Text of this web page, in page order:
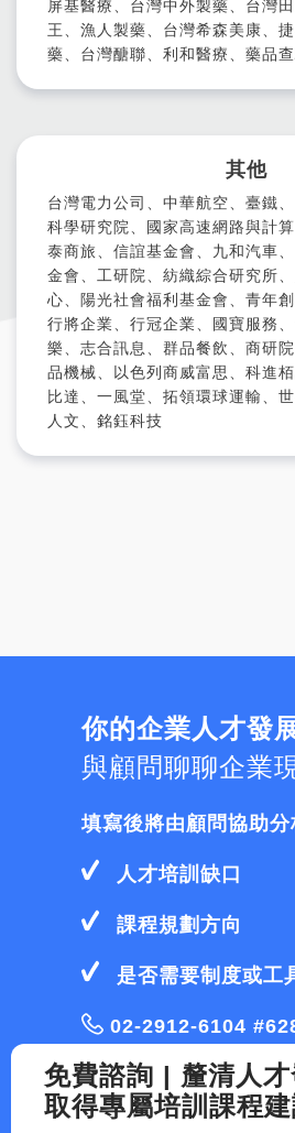
屏基醫療、台灣中外製藥、台灣
王、漁人製藥、台灣希森美康、
藥、台灣醣聯、利和醫療、藥品
其他
台灣電力公司、中華航空、臺鐵
科學研究院、國家高速網路與計
泰商旅、信誼基金會、九和汽車
金會、工研院、紡織綜合研究所
心、陽光社會福利基金會、青年
行將企業、行冠企業、國寶服務
樂、志合訊息、群品餐飲、商研
品機械、以色列商威富思、科進
比達、一風堂、拓領環球運輸、
人文、銘鈺科技
你的企業人才發
與顧問聊聊企業
填寫後將由顧問協助分
人才培訓缺口
課程規劃方向
是否需要制度或工
02-2912-6104
免費諮詢 | 釐清人才
取得專屬培訓課程